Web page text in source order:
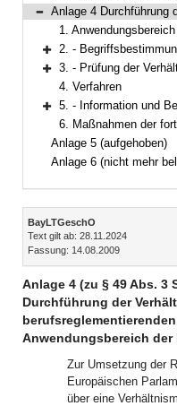
Bereich reduzieren
Anlage 4 Durchführung der Verhältnismäßigkeitsprüfung
1. Anwendungsbereich
Bereich erweitern
2. -
Bereich erweitern
3. - Prüfung der
4. Verfahren
Bereich erweitern
5. - Information und
6. Maßnahmen der
Anlage 5 (aufgehoben)
Anlage 6 (nicht mehr
Inhalt
BayLTGeschO
Text gilt ab: 28.11.2024
Fassung: 14.08.2009
Anlage 4 (zu § 49 Abs. 3
Durchführung der
Anwendungsbereich der
Zur Umsetzung der
Europäischen
über eine